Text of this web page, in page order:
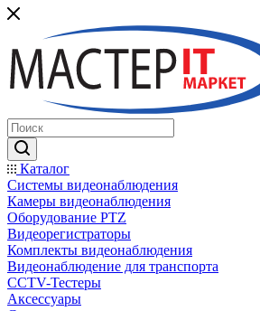
Каталог
Системы видеонаблюдения
Камеры видеонаблюдения
Оборудование PTZ
Видеорегистраторы
Комплекты видеонаблюдения
Видеонаблюдение для транспорта
CCTV-Тестеры
Аксессуары